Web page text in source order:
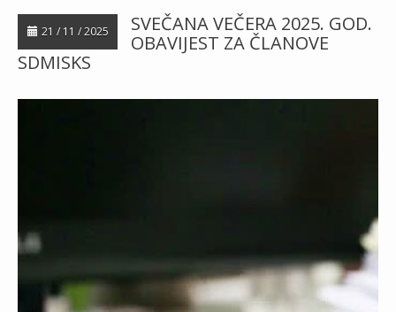
21 / 11 / 2025
SVEČANA VEČERA 2025. GOD.
OBAVIJEST ZA ČLANOVE
SDMISKS